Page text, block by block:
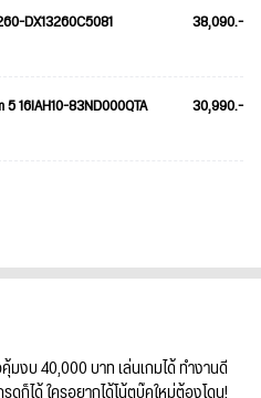
DX13260C5081 38,090.-
16IAH10-83ND000QTA 30,990.-
มงบ 40,000 บาท เล่นเกมได้ ทำงานดี